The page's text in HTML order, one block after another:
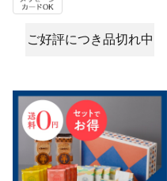
ご好評につき品切れ中